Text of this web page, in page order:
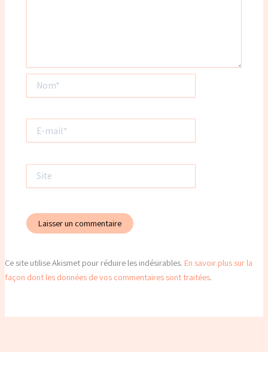
mail*
Ce site utilise Akismet pour réduire les indésirables. En savoir plus sur la
façon dont les données de vos commentaires sont traitées.